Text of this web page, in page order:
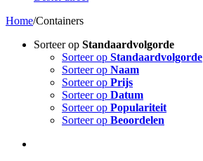
Home/Containers
Sorteer op Standaardvolgorde
Sorteer op Standaardvolgorde
Sorteer op Naam
Sorteer op Prijs
Sorteer op Datum
Sorteer op Populariteit
Sorteer op Beoordelen